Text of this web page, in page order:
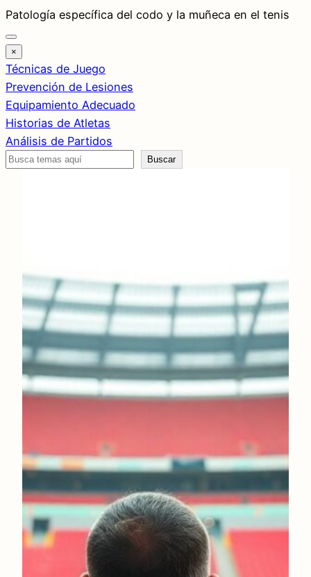
Saltar
al
contenido
Patología específica del codo y la muñeca en el tenis
×
Técnicas de Juego
Prevención de Lesiones
Equipamiento Adecuado
Historias de Atletas
Análisis de Partidos
Buscar
Buscar